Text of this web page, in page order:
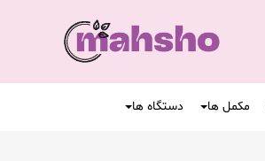
مکمل ها دستگاه ها